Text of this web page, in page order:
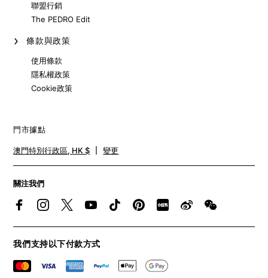
聯盟行銷
The PEDRO Edit
條款與政策
使用條款
隱私權政策
Cookie政策
門市據點
澳門特別行政區, HK $ 變更
關注我們​
我們支持以下付款方式